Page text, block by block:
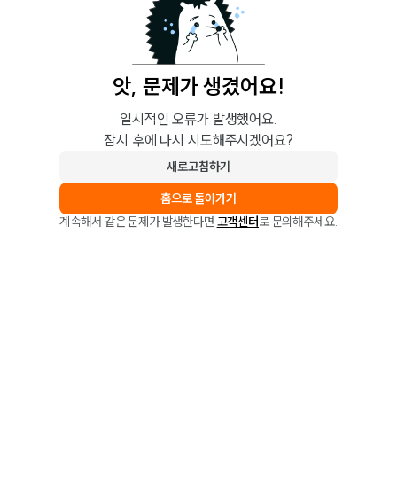
앗, 문제가 생겼어요!
일시적인 오류가 발생했어요.
잠시 후에 다시 시도해주시겠어요?
새로고침하기
홈으로 돌아가기
계속해서 같은 문제가 발생한다면 고객센터로 문의해주세요.